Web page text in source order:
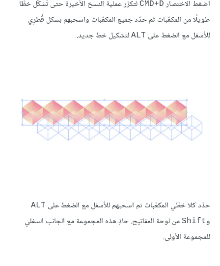
اضغط الاختصار CMD+D لتكرّر عملية النسخ الأخيرة حتى تُشكّل خطًّا
طويلًا من المكعّبات ثم حدّد جميع المكعّبات واسحبهم بشكل قُطرِي
للأسفل مع الضغط على ALT لتشكيل خط جديد.
حدّد كلا خطّي المكعّبات ثم اسحبهم للأسفل مع الضغط على ALT
وShift من لوحة المفاتيح. حاذِ هذه المجموعة مع الجانب السفلي
للمجموعة الأولى.